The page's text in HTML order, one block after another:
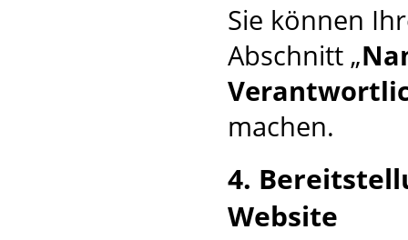
Sie können
Abschnitt „
machen.
4.
Website